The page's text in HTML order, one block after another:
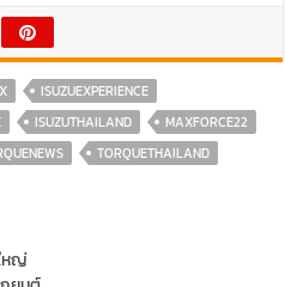
ISUZUEXPERIENCE
ISUZUTHAILAND
MAXFORCE22
TORQUETHAILAND
หญ่